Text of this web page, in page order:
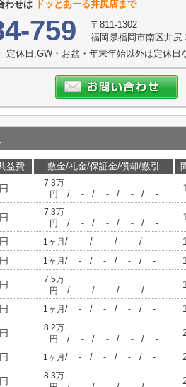
わせは ドッとあーる井尻店まで
759
〒811-1302
福岡県福岡市南区井尻
定休日:GW・お盆・年末年始以外は定休日
益費 敷金/礼金/保証金/償却/敷引
7.3万
円
/ - / - / - / -
7.3万
円
/ - / - / - / -
1ヶ月 / - / - / - / -
1ヶ月 / - / - / - / -
7.5万
円
/ - / - / - / -
1ヶ月 / - / - / - / -
8.2万
円
/ - / - / - / -
1ヶ月 / - / - / - / -
8.3万